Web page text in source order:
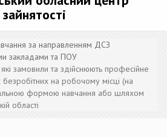
зайнятості
за направленням ДСЗ
закладами та ПОУ
замовили та здійснюють професійне
на робочому місці (на
формою навчання або шляхом
області